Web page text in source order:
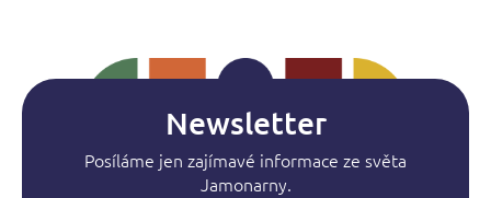
Newsletter
Posíláme jen zajímavé informace ze světa
Jamonarny.